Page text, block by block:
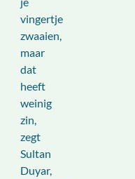
vingertje
zwaaien,
maar
dat
heeft
weinig
zin,
zegt
Sultan
Duyar,